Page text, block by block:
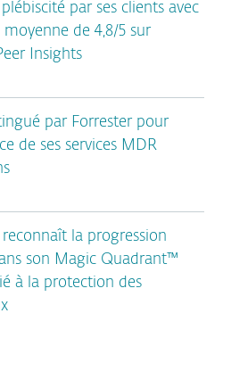
plébiscité par ses clients avec
de 4,8/5 sur
Insights
par Forrester pour
de ses services MDR
la progression
son Magic Quadrant™
à la protection des